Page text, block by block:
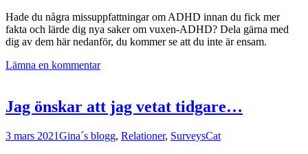
Hade du några missuppfattningar om ADHD innan du fick mer
fakta och lärde dig nya saker om vuxen-ADHD? Dela gärna med
dig av dem här nedanför, du kommer se att du inte är ensam.
Lämna en kommentar
Jag önskar att jag vetat tidgare…
3 mars 2021Gina´s blogg, Relationer, SurveysCat